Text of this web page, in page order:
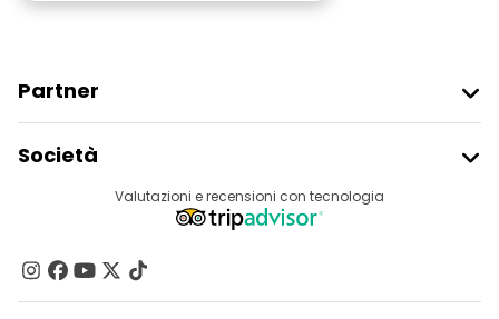
Partner
Accesso Del Fornitore
Programma Di Affiliazione
Società
Destinazioni
Contattaci
Gruppi
Valutazioni e recensioni con tecnologia